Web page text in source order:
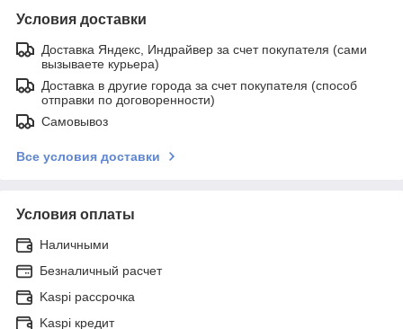
Условия доставки
Доставка Яндекс, Индрайвер за счет покупателя (сами
вызываете курьера)
Доставка в другие города за счет покупателя (способ
отправки по договоренности)
Самовывоз
Все условия доставки
Условия оплаты
Наличными
Безналичный расчет
Kaspi рассрочка
Kaspi кредит